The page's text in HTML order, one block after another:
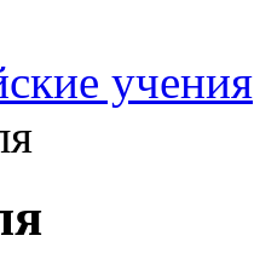
учения